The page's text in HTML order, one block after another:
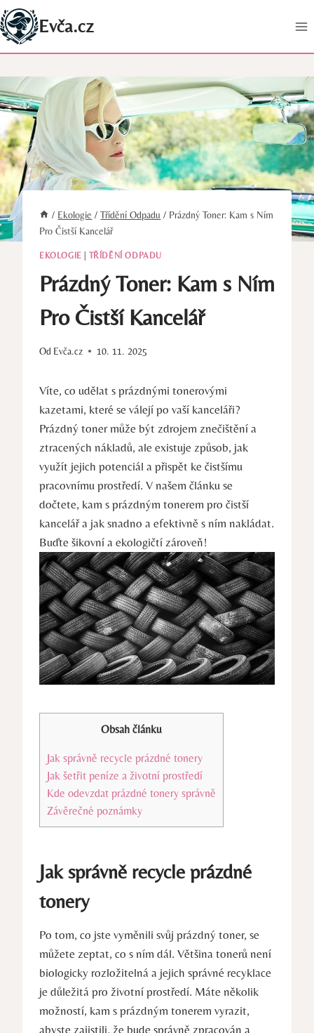
Přeskočit
na
obsah
Evča.cz
/ Ekologie / Třídění Odpadu / Prázdný Toner: Kam s Ním
Pro Čistší Kancelář
EKOLOGIE TŘÍDĚNÍ ODPADU
Prázdný Toner: Kam s Ním
Pro Čistší Kancelář
Od Evča.cz 10. 11. 2025
Víte, co udělat s prázdnými tonerovými
kazetami, které se válejí po vaší kanceláři?
Prázdný toner může být zdrojem znečištění a
ztracených nákladů, ale existuje způsob, jak
využít jejich potenciál a přispět ke čistšímu
pracovnímu prostředí. V našem článku se
dočtete, kam s prázdným tonerem pro čistší
kancelář a jak snadno a efektivně s ním nakládat.
Buďte šikovní a ekologičtí zároveň!
Obsah článku
Jak správně recycle prázdné tonery
Jak šetřit peníze a životní prostředí
Kde odevzdat prázdné tonery správně
Závěrečné poznámky
Jak správně recycle prázdné
tonery
Po tom, co jste vyměnili svůj prázdný toner, se
můžete zeptat, co s ním dál. Většina tonerů není
biologicky rozložitelná a jejich správné recyklace
je důležitá pro životní prostředí. Máte několik
možností, kam s prázdným tonerem vyrazit,
abyste zajistili, že bude správně zpracován a